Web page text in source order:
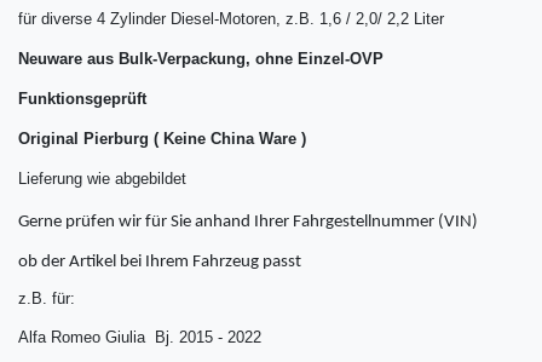
für diverse 4 Zylinder Diesel-Motoren, z.B. 1,6 / 2,0/ 2,2 Liter
Neuware aus Bulk-Verpackung, ohne Einzel-OVP
Funktionsgeprüft
Original Pierburg ( Keine China Ware )
Lieferung wie abgebildet
Gerne prüfen wir für Sie anhand Ihrer Fahrgestellnummer (VIN)
ob der Artikel bei Ihrem Fahrzeug passt
z.B. für:
Alfa Romeo Giulia Bj. 2015 - 2022